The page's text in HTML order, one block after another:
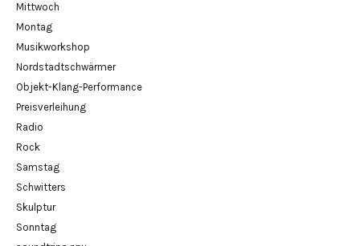
Mittwoch
Montag
Musikworkshop
Nordstadtschwärmer
Objekt-Klang-Performance
Preisverleihung
Radio
Rock
Samstag
Schwitters
Skulptur
Sonntag